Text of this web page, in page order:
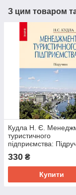
З цим товаром
Кудла Н. Є.
туристичного
підприємства:
330 ₴
Купити